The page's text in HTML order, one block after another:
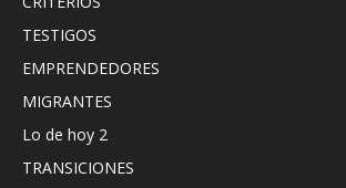
TESTIGOS
EMPRENDEDORES
MIGRANTES
Lo de hoy 2
TRANSICIONES